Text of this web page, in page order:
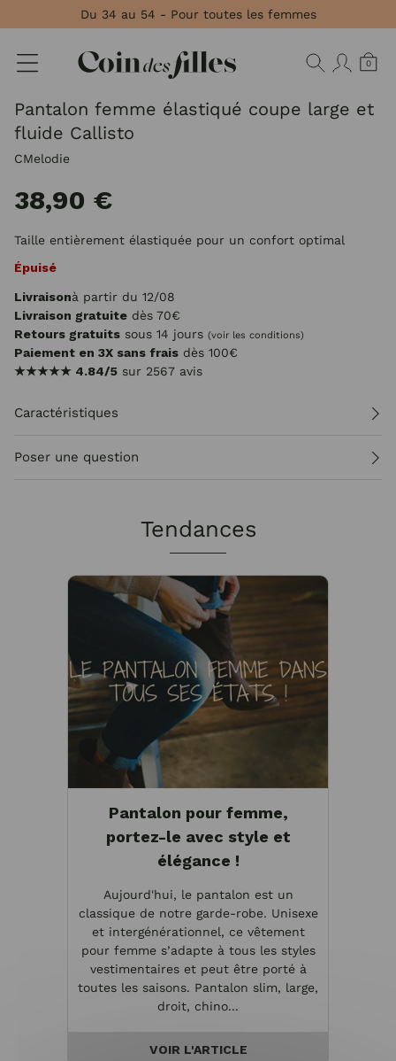
Du 34 au 54 - Pour toutes les femmes
0
Pantalon femme élastiqué coupe large et
fluide Callisto
CMelodie
38,90 €
Taille entièrement élastiquée pour un confort optimal
Épuisé
Livraisonà partir du 12/08
Livraison gratuite dès 70€
Retours gratuits sous 14 jours (voir les conditions)
Paiement en 3X sans frais dès 100€
★★★★★ 4.84/5 sur 2567 avis
Caractéristiques
Poser une question
Tendances
Pantalon pour femme,
portez-le avec style et
élégance !
Aujourd'hui, le pantalon est un
classique de notre garde-robe. Unisexe
et intergénérationnel, ce vêtement
pour femme s’adapte à tous les styles
vestimentaires et peut être porté à
toutes les saisons. Pantalon slim, large,
droit, chino...
VOIR L'ARTICLE
Panneau de gestion des cookies